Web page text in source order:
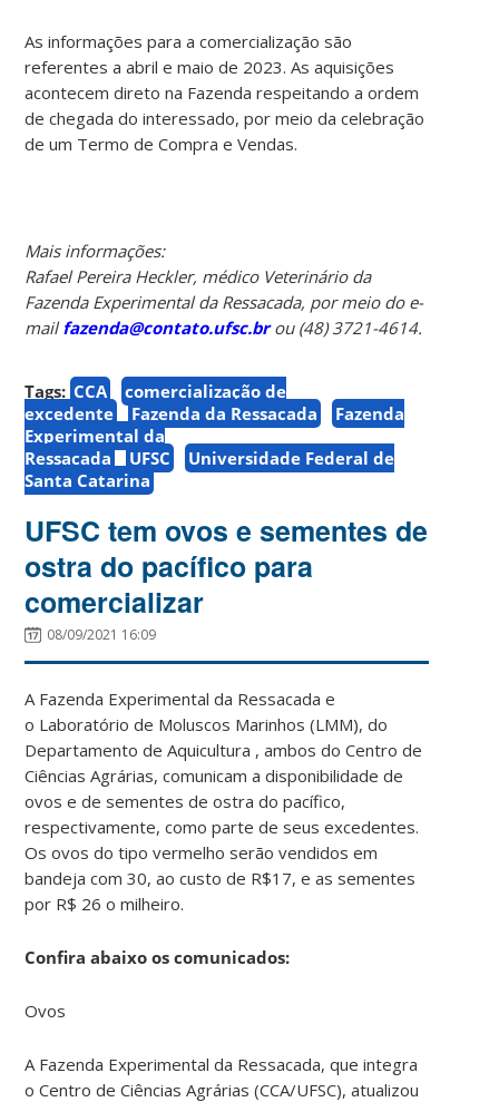
As informações para a comercialização são
referentes a abril e maio de 2023. As aquisições
acontecem direto na Fazenda respeitando a ordem
de chegada do interessado, por meio da celebração
de um Termo de Compra e Vendas.
Mais informações:
Rafael Pereira Heckler, médico Veterinário da
Fazenda Experimental da Ressacada, por meio do e-
mailfazenda@contato.ufsc.brou (48) 3721-4614.
Tags: CCA
comercialização de
excedente
Fazenda da Ressacada
Fazenda
Experimental da
Ressacada
UFSC
Universidade Federal de
Santa Catarina
UFSC tem ovos e sementes de
ostra do pacífico para
comercializar
08/09/2021 16:09
A Fazenda Experimental da Ressacada e
o Laboratório de Moluscos Marinhos (LMM), do
Departamento de Aquicultura , ambos do Centro de
Ciências Agrárias, comunicam a disponibilidade de
ovos e de sementes de ostra do pacífico,
respectivamente, como parte de seus excedentes.
Os ovos do tipo vermelho serão vendidos em
bandeja com 30, ao custo de R$17, e as sementes
por R$ 26 o milheiro.
Confira abaixo os comunicados:
Ovos
A Fazenda Experimental da Ressacada, que integra
o Centro de Ciências Agrárias (CCA/UFSC), atualizou